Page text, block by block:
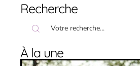
Recherche
À la une